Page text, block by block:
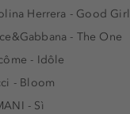
Herrera - Good Girl
- The One
- Idôle
- Bloom
- Sì